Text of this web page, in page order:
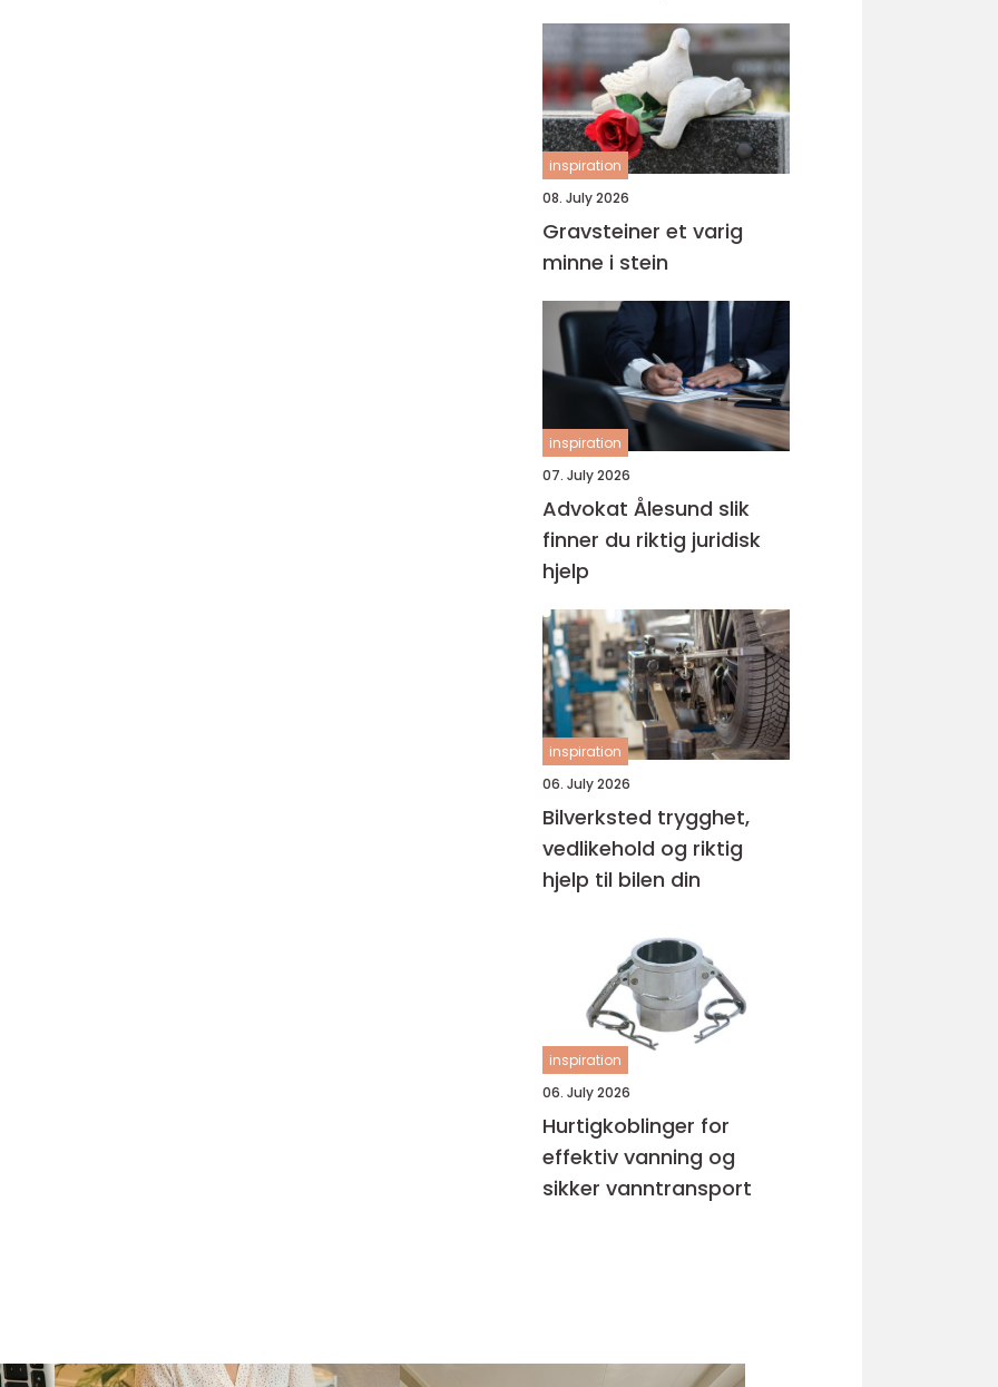
inspiration
08. July 2026
Gravsteiner et varig
minne i stein
inspiration
07. July 2026
Advokat Ålesund slik
finner du riktig juridisk
hjelp
inspiration
06. July 2026
Bilverksted trygghet,
vedlikehold og riktig
hjelp til bilen din
inspiration
06. July 2026
Hurtigkoblinger for
effektiv vanning og
sikker vanntransport